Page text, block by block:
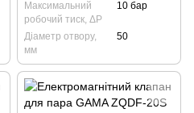
Максимальний
робочий тиск, ΔP
10 бар
Діаметр отвору,
мм
50